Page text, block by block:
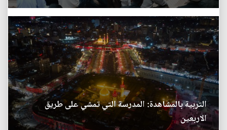
التربية بالمشاهدة: المدرسة التي تمشي على طريق
الاربعين